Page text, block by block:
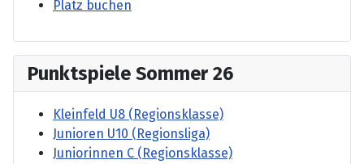
Platz buchen
Punktspiele Sommer 26
Kleinfeld U8 (Regionsklasse)
Junioren U10 (Regionsliga)
Juniorinnen C (Regionsklasse)